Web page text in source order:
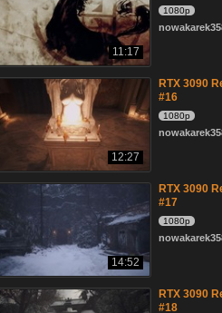
11:17
1080p
12:27
RTX 3090
#16
1080p
14:52
RTX 3090
#17
1080p
RTX 3090
#18